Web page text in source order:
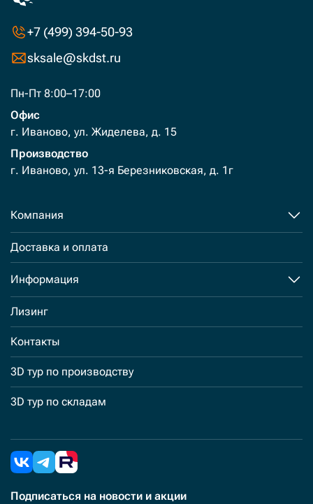
+7 (499) 394-50-93
sksale@skdst.ru
Пн-Пт 8:00–17:00
Офис
г. Иваново, ул. Жиделева, д. 15
Производство
г. Иваново, ул. 13-я Березниковская, д. 1г
Компания
Доставка и оплата
Информация
Лизинг
Контакты
3D тур по производству
3D тур по складам
Подписаться на новости и акции